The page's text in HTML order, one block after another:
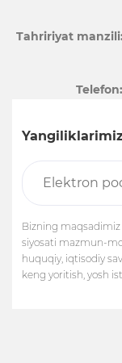
Tahririyat manzili:
Telefon:
Bizning
siyosati mazmun-
huquqiy, iqtisodiy
keng yoritish, yosh